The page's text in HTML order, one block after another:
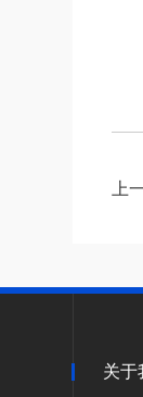
上
关于